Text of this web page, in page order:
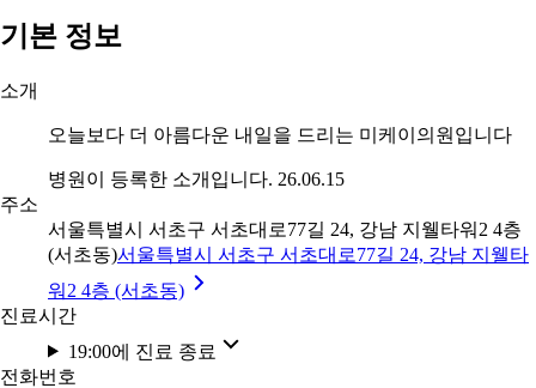
기본 정보
소개
오늘보다 더 아름다운 내일을 드리는 미케이의원입니다
병원이 등록한 소개입니다. 26.06.15
주소
서울특별시 서초구 서초대로77길 24, 강남 지웰타워2 4층
(서초동)서울특별시 서초구 서초대로77길 24, 강남 지웰타
워2 4층 (서초동)
진료시간
19:00에 진료 종료
전화번호